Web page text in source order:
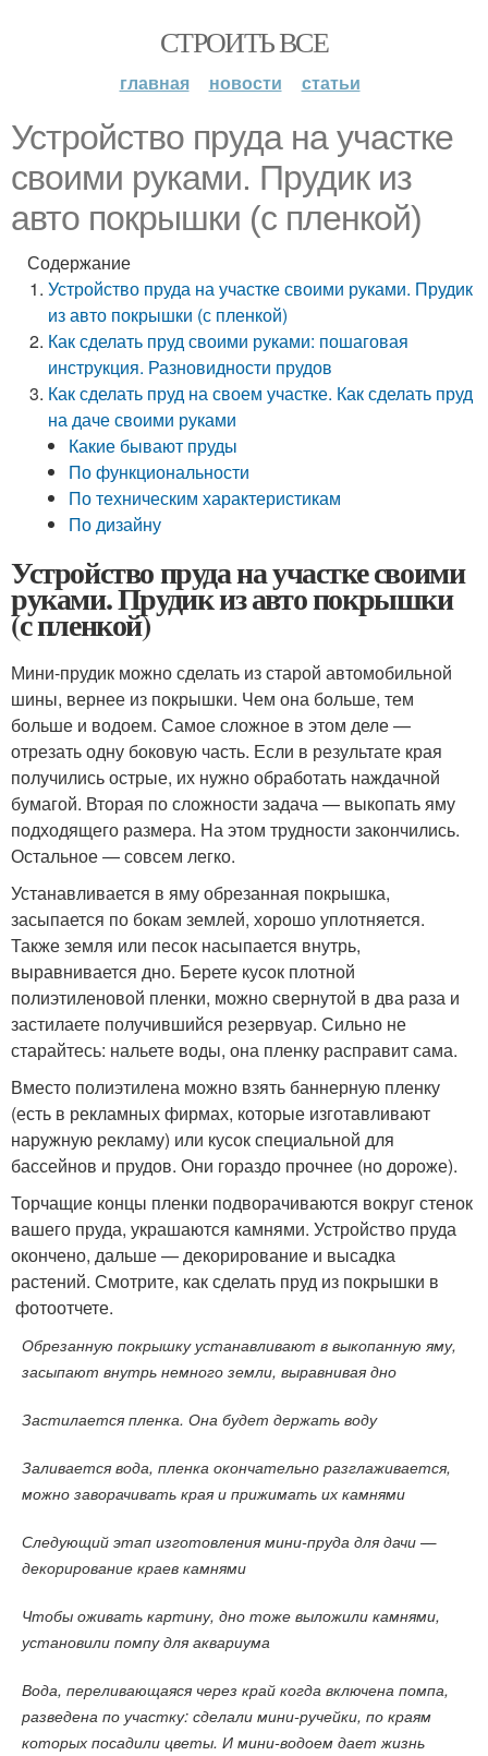
СТРОИТЬ ВСЕ
главная новости статьи
Устройство пруда на участке
своими руками. Прудик из
авто покрышки (с пленкой)
Содержание
Устройство пруда на участке своими руками. Прудик
из авто покрышки (с пленкой)
Как сделать пруд своими руками: пошаговая
инструкция. Разновидности прудов
Как сделать пруд на своем участке. Как сделать пруд
на даче своими руками
Какие бывают пруды
По функциональности
По техническим характеристикам
По дизайну
Устройство пруда на участке своими
руками. Прудик из авто покрышки
(с пленкой)
Мини-прудик можно сделать из старой автомобильной
шины, вернее из покрышки. Чем она больше, тем
больше и водоем. Самое сложное в этом деле —
отрезать одну боковую часть. Если в результате края
получились острые, их нужно обработать наждачной
бумагой. Вторая по сложности задача — выкопать яму
подходящего размера. На этом трудности закончились.
Остальное — совсем легко.
Устанавливается в яму обрезанная покрышка,
засыпается по бокам землей, хорошо уплотняется.
Также земля или песок насыпается внутрь,
выравнивается дно. Берете кусок плотной
полиэтиленовой пленки, можно свернутой в два раза и
застилаете получившийся резервуар. Сильно не
старайтесь: нальете воды, она пленку расправит сама.
Вместо полиэтилена можно взять баннерную пленку
(есть в рекламных фирмах, которые изготавливают
наружную рекламу) или кусок специальной для
бассейнов и прудов. Они гораздо прочнее (но дороже).
Торчащие концы пленки подворачиваются вокруг стенок
вашего пруда, украшаются камнями. Устройство пруда
окончено, дальше — декорирование и высадка
растений. Смотрите, как сделать пруд из покрышки в
фотоотчете.
Обрезанную покрышку устанавливают в выкопанную яму,
засыпают внутрь немного земли, выравнивая дно
Застилается пленка. Она будет держать воду
Заливается вода, пленка окончательно разглаживается,
можно заворачивать края и прижимать их камнями
Следующий этап изготовления мини-пруда для дачи —
декорирование краев камнями
Чтобы оживать картину, дно тоже выложили камнями,
установили помпу для аквариума
Вода, переливающаяся через край когда включена помпа,
разведена по участку: сделали мини-ручейки, по краям
которых посадили цветы. И мини-водоем дает жизнь